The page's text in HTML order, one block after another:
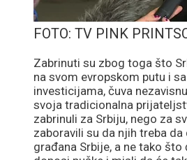
FOTO: TV PINK
Zabrinuti su zbog toga što
na svom evropskom putu i
investicijama, čuva
svoja tradicionalna
zabrinuli za Srbiju, nego za
zaboravili su da njih treba da
građana Srbije, a ne tako što